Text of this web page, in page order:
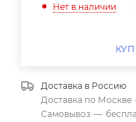
Нет в наличии
Доставка в Россию
Доставка по Москве
Самовывоз —